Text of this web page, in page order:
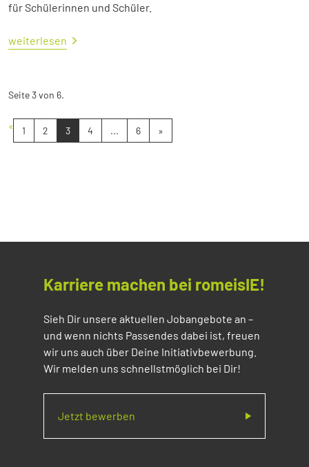
für Schülerinnen und Schüler.
weiterlesen
Seite 3 von 6.
« 1 2 3 4 ... 6 »
Karriere machen bei romeisIE!
Sieh Dir unsere aktuellen Jobangebote an –
und wenn nichts Passendes dabei ist, freuen
wir uns auch über Deine Initiativbewerbung.
Wir melden uns schnellstmöglich bei Dir!
Jetzt bewerben